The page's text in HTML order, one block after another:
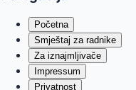
Početna
Smještaj za radnike
Za iznajmljivače
Impressum
Privatnost